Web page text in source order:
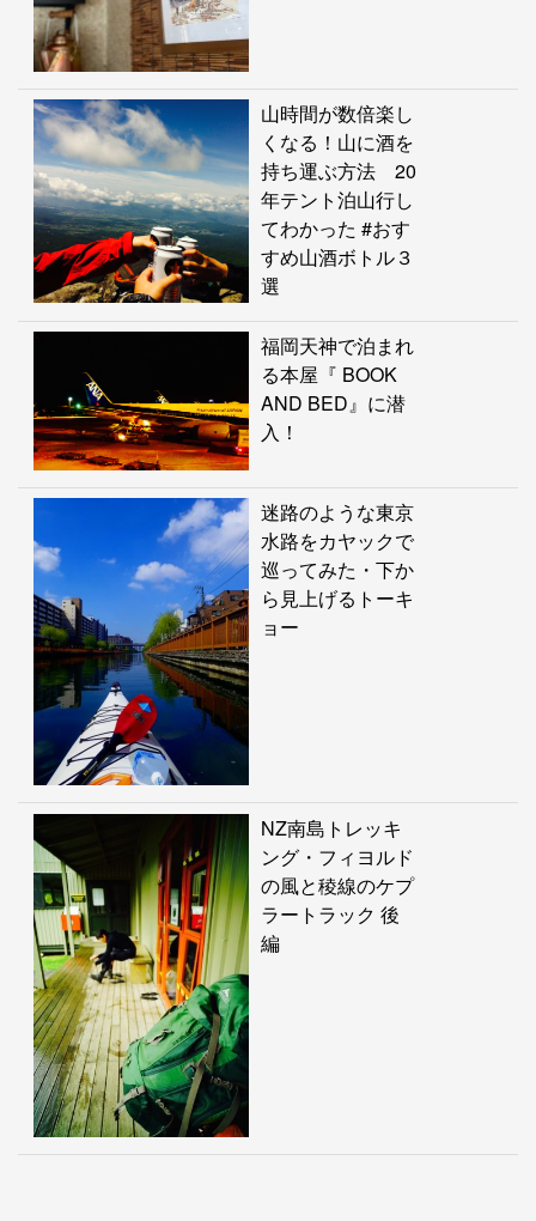
山時間が数倍楽し
くなる！山に酒を
持ち運ぶ方法 20
年テント泊山行し
てわかった #おす
すめ山酒ボトル３
選
福岡天神で泊まれ
る本屋『 BOOK
AND BED』に潜
入！
迷路のような東京
水路をカヤックで
巡ってみた・下か
ら見上げるトーキ
ョー
NZ南島トレッキ
ング・フィヨルド
の風と稜線のケプ
ラートラック 後
編